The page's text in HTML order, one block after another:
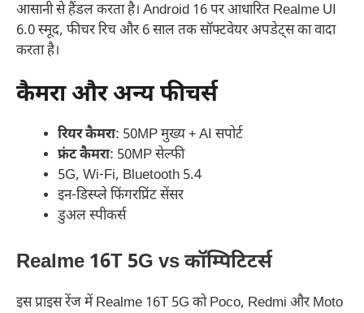
आसानी से हैंडल करता है। Android 16 पर आधारित Realme UI
6.0 स्मूद, फीचर रिच और 6 साल तक सॉफ्टवेयर अपडेट्स का वादा
करता है।
कैमरा और अन्य फीचर्स
रियर कैमरा: 50MP मुख्य + AI सपोर्ट
फ्रंट कैमरा: 50MP सेल्फी
5G, Wi-Fi, Bluetooth 5.4
इन-डिस्प्ले फिंगरप्रिंट सेंसर
डुअल स्पीकर्स
Realme 16T 5G vs कॉम्पिटिटर्स
इस प्राइस रेंज में Realme 16T 5G को Poco, Redmi और Moto